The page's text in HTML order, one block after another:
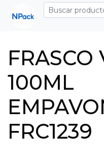
FRASCO
100ML
FRC1239